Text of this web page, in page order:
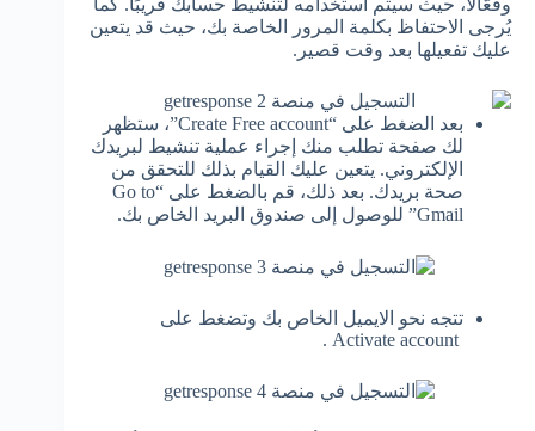
يُرجى الاحتفاظ بكلمة المرور الخاصة بك، حيث قد يتعين
عليك تفعيلها بعد وقت قصير.
بعد الضغط على “Create Free account”، ستظهر
لك صفحة تطلب منك إجراء عملية تنشيط لبريدك
الإلكتروني. يتعين عليك القيام بذلك للتحقق من
صحة بريدك. بعد ذلك، قم بالضغط على “Go to
Gmail” للوصول إلى صندوق البريد الخاص بك.
تتجه نحو الايميل الخاص بك وتضغط على